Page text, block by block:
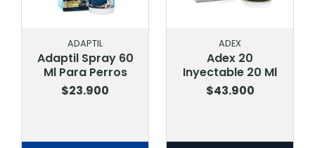
60
Adex 20
Inyectable 20 Ml
Advantage
Gatos 4 A